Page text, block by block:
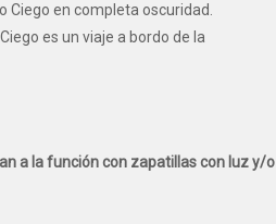
Ciego en completa oscuridad.
es un viaje a bordo de la
a la función con zapatillas con luz y/o